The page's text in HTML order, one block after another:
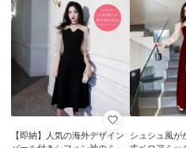
【即納】人気の海外デザイン シュシュ風が